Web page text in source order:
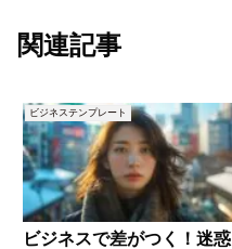
関連記事
ビジネステンプレート
ビジネスで差がつく！迷惑